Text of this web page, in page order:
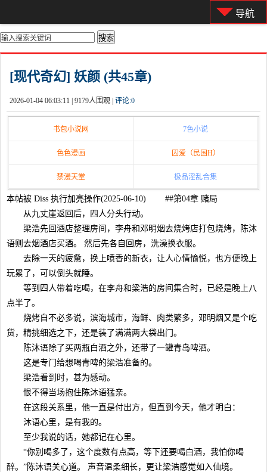
导航
你的位置： 首页>都市激情
[现代奇幻] 妖颜 (共45章)
2026-01-04 06:03:11 | 9179人围观 | 评论:0
书包小说网 7色小说
色色漫画 囚爱（民国H）
禁漫天堂 极品淫乱合集
本帖被 Diss 执行加亮操作(2025-06-10) ##第04章 赌局
从九丈崖返回后，四人分头行动。
梁浩先回酒店整理房间，李舟和邓明烟去烧烤店打包烧烤，陈沐
语则去烟酒店买酒。 然后先各自回房，洗澡换衣服。
去除一天的疲惫，换上喷香的新衣，让人心情愉悦，也方便晚上
玩累了，可以倒头就睡。
等到四人带着吃喝，在李舟和梁浩的房间集合时，已经是晚上八
点半了。
烧烤自不必多说，滨海城市，海鲜、肉类繁多，邓明烟又是个吃
货，精挑细选之下，还是装了满满两大袋出门。
陈沐语除了买两瓶白酒之外，还带了一罐青岛啤酒。
这是专门给想喝青啤的梁浩准备的。
梁浩看到时，甚为感动。
恨不得当场抱住陈沐语猛亲。
在这段关系里，他一直是付出方，但直到今天，他才明白：
沐语心里，是有我的。
至少我说的话，她都记在心里。
“你别喝多了，这个度数有点高，等下还要喝白酒，我怕你喝
醉。”陈沐语关心道。 声音温柔细长，更让梁浩感觉如入仙境。